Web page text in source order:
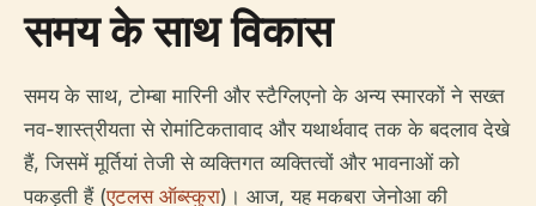
समय के साथ विकास
समय के साथ, टोम्बा मारिनी और स्टैग्लिएनो के अन्य स्मारकों ने सख्त
नव-शास्त्रीयता से रोमांटिकतावाद और यथार्थवाद तक के बदलाव देखे
हैं, जिसमें मूर्तियां तेजी से व्यक्तिगत व्यक्तित्वों और भावनाओं को
पकड़ती हैं (एटलस ऑब्स्कुरा)। आज, यह मकबरा जेनोआ की